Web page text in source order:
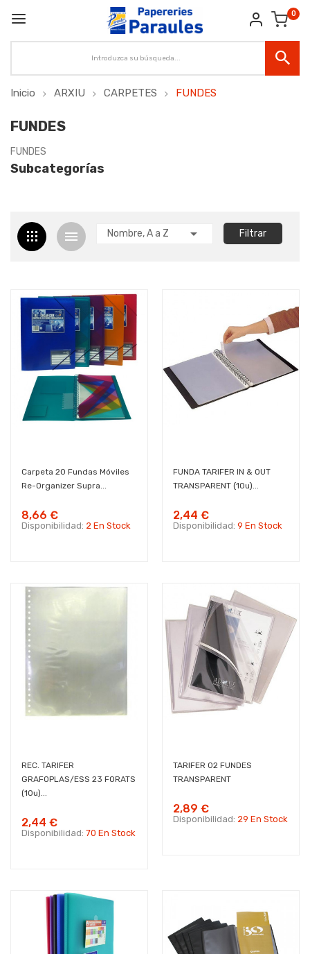
0
Inicio ARXIU CARPETES FUNDES
FUNDES
FUNDES
Subcategorías
Nombre, A a Z  Filtrar
Carpeta 20 Fundas Móviles
Re-Organizer Supra...
8,66 €
Disponibilidad: 2 En Stock
FUNDA TARIFER IN & OUT
TRANSPARENT (10u)...
2,44 €
Disponibilidad: 9 En Stock
REC. TARIFER
GRAFOPLAS/ESS 23 FORATS
(10u)...
2,44 €
Disponibilidad: 70 En Stock
TARIFER 02 FUNDES
TRANSPARENT
2,89 €
Disponibilidad: 29 En Stock